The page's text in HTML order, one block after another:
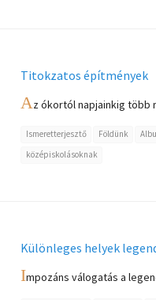
Titokzatos építmények
Az ókortól napjainkig több
Ismeretterjesztő Földünk
középiskolásoknak
Különleges helyek
Impozáns válogatás a